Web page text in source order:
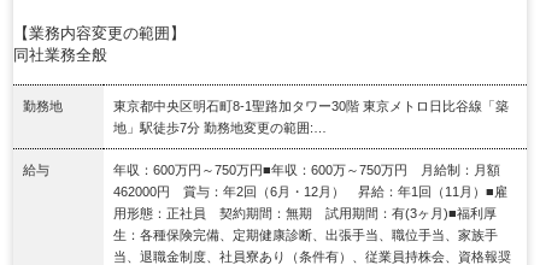
【業務内容変更の範囲】
同社業務全般
勤務地
東京都中央区明石町8-1聖路加タワー30階 東京メトロ日比谷線「築
地」駅徒歩7分 勤務地変更の範囲:…
給与
年収：600万円～750万円■年収：600万～750万円 月給制：月額
462000円 賞与：年2回（6月・12月） 昇給：年1回（11月）■雇
用形態：正社員 契約期間：無期 試用期間：有(3ヶ月)■福利厚
生：各種保険完備、定期健康診断、出張手当、職位手当、家族手
当、退職金制度、社員寮あり（条件有）、従業員持株会、資格報奨